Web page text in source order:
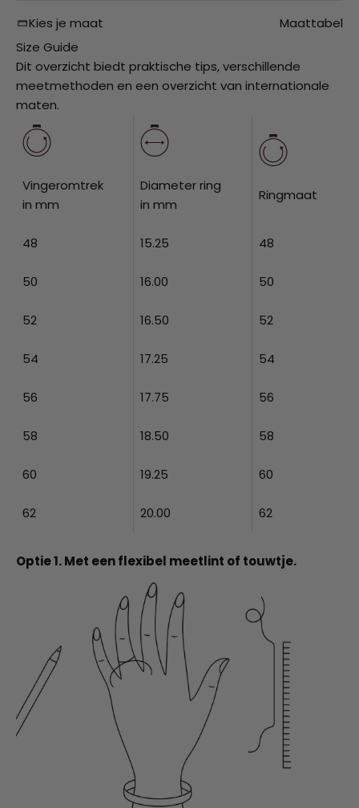
Kies je maat
Maattabel
Size Guide
Dit overzicht biedt praktische tips, verschillende
meetmethoden en een overzicht van internationale
maten.
Vingeromtrek
in mm
Diameter ring
in mm
Ringmaat
48 15.25 48
50 16.00 50
52 16.50 52
54 17.25 54
56 17.75 56
58 18.50 58
60 19.25 60
62 20.00 62
Optie 1. Met een flexibel meetlint of touwtje.